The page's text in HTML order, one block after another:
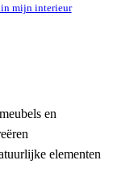
mijn interieur
en
elementen